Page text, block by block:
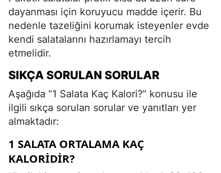
dayanması için koruyucu madde içerir. Bu
nedenle tazeliğini korumak isteyenler evde
kendi salatalarını hazırlamayı tercih
etmelidir.
SIKÇA SORULAN SORULAR
Aşağıda “1 Salata Kaç Kalori?” konusu ile
ilgili sıkça sorulan sorular ve yanıtları yer
almaktadır:
1 SALATA ORTALAMA KAÇ
KALORIDIR?